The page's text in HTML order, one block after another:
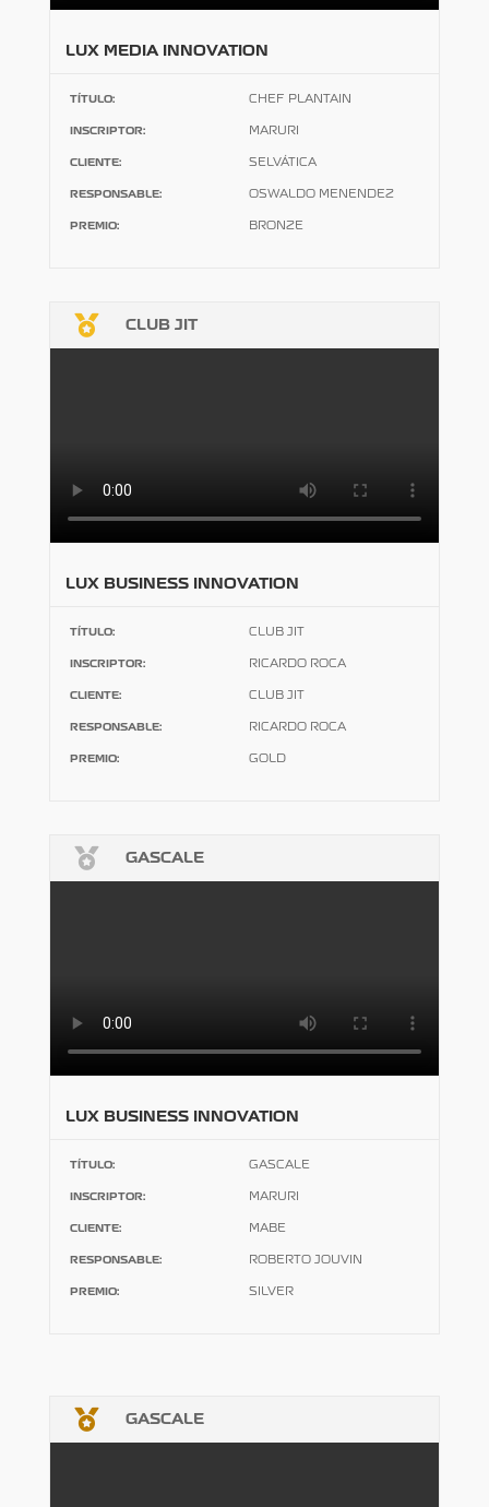
LUX MEDIA INNOVATION
TÍTULO: CHEF PLANTAIN
INSCRIPTOR: MARURI
CLIENTE: SELVÁTICA
RESPONSABLE: OSWALDO MENENDEZ
PREMIO: BRONZE
 CLUB JIT
LUX BUSINESS INNOVATION
TÍTULO: CLUB JIT
INSCRIPTOR: RICARDO ROCA
CLIENTE: CLUB JIT
RESPONSABLE: RICARDO ROCA
PREMIO: GOLD
 GASCALE
LUX BUSINESS INNOVATION
TÍTULO: GASCALE
INSCRIPTOR: MARURI
CLIENTE: MABE
RESPONSABLE: ROBERTO JOUVIN
PREMIO: SILVER
 GASCALE